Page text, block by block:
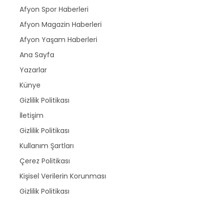
Afyon Spor Haberleri
Afyon Magazin Haberleri
Afyon Yaşam Haberleri
Ana Sayfa
Yazarlar
Künye
Gizlilik Politikası
İletişim
Gizlilik Politikası
Kullanım Şartları
Çerez Politikası
Kişisel Verilerin Korunması
Gizlilik Politikası